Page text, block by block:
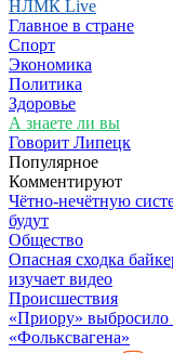
НЛМК Live
Главное в стране
Спорт
Экономика
Политика
Здоровье
А знаете ли вы
Говорит Липецк
Популярное
Комментируют
Чётно-нечётную
будут
Общество
Опасная сходка
изучает видео
Происшествия
«Приору» выбросило
«Фольксвагена»